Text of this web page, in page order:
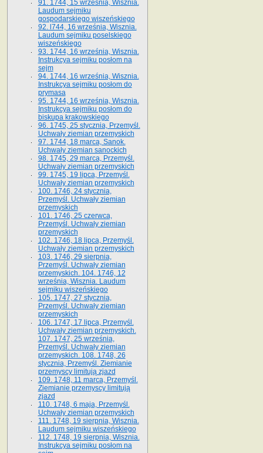
91. 1744, 15 września, Wisznia.
Laudum sejmiku
gospodarskiego wiszeńskiego
92. l744, 16 września, Wisznia.
Laudum sejmiku poselskiego
wiszeńskiego
93. 1744, 16 września, Wisznia.
Instrukcya sejmiku posłom na
sejm
94. 1744, 16 września, Wisznia.
Instrukcya sejmiku posłom do
prymasa
95. 1744, 16 września, Wisznia.
Instrukcya sejmiku posłom do
biskupa krakowskiego
96. 1745, 25 stycznia, Przemyśl.
Uchwały ziemian przemyskich
97. 1744, 18 marca, Sanok.
Uchwały ziemian sanockich
98. 1745, 29 marca, Przemyśl.
Uchwały ziemian przemyskich
99. 1745, 19 lipca, Przemyśl.
Uchwały ziemian przemyskich
100. 1746, 24 stycznia,
Przemyśl. Uchwały ziemian
przemyskich
101. 1746, 25 czerwca,
Przemyśl. Uchwały ziemian
przemyskich
102. 1746, 18 lipca, Przemyśl.
Uchwały ziemian przemyskich
103. 1746, 29 sierpnia,
Przemyśl. Uchwały ziemian
przemyskich. 104. 1746, 12
września, Wisznia. Laudum
sejmiku wiszeńskiego
105. 1747, 27 stycznia,
Przemyśl. Uchwały ziemian
przemyskich
106. 1747, 17 lipca, Przemyśl.
Uchwały ziemian przemyskich.
107. 1747, 25 września,
Przemyśl. Uchwały ziemian
przemyskich. 108. 1748, 26
stycznia, Przemyśl. Ziemianie
przemyscy limitują zjazd
109. 1748, 11 marca, Przemyśl.
Ziemianie przemyscy limitują
zjazd
110. 1748, 6 maja, Przemyśl.
Uchwały ziemian przemyskich
111. 1748, 19 sierpnia, Wisznia.
Laudum sejmiku wiszeńskiego
112. 1748, 19 sierpnia, Wisznia.
Instrukcya sejmiku posłom na